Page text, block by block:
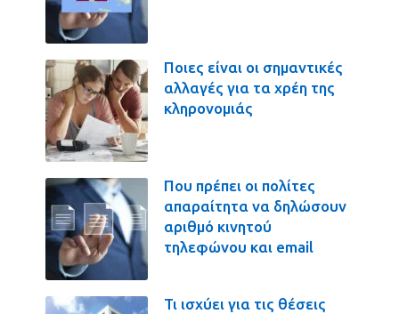
Ποιες είναι οι σημαντικές
αλλαγές για τα χρέη της
κληρονομιάς
Που πρέπει οι πολίτες
απαραίτητα να δηλώσουν
αριθμό κινητού
τηλεφώνου και email
Τι ισχύει για τις θέσεις